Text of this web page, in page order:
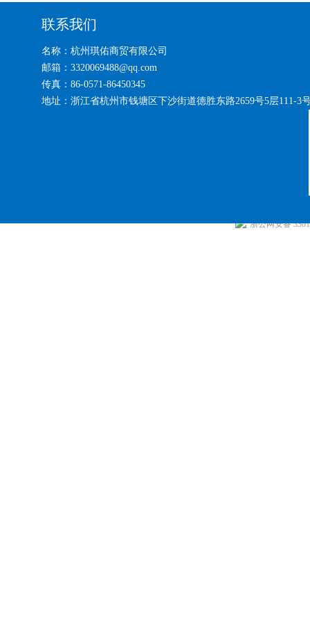
联系我们
名称：杭州琪佑商贸有限公司
邮箱：3320069488@qq.com
传真：86-0571-86450345
地址：浙江省杭州市钱塘区下沙街道德胜东路2659号5层111-3
浙公网安备